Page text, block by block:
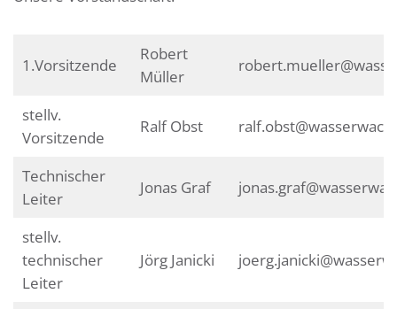
1.Vorsitzende
Robert
Müller
stellv.
Vorsitzende
Ralf Obst
Technischer
Leiter
Jonas Graf
stellv.
technischer
Leiter
Jörg Janicki